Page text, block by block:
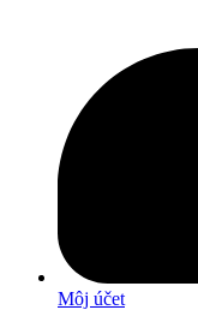
Môj účet